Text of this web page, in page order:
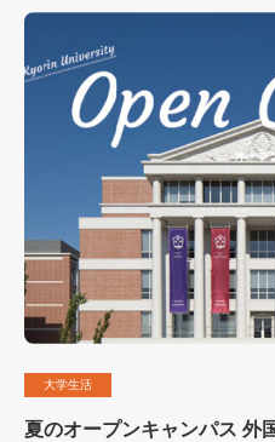
大学生活
夏のオープンキャンパス 外